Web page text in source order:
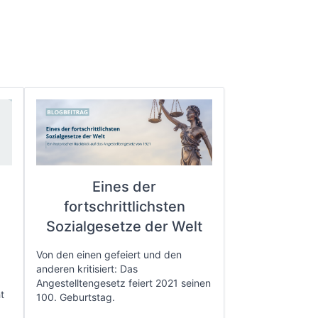
Eines der
fortschrittlichsten
Sozialgesetze der Welt
Von den einen gefeiert und den
anderen kritisiert: Das
Angestelltengesetz feiert 2021 seinen
100. Geburtstag.